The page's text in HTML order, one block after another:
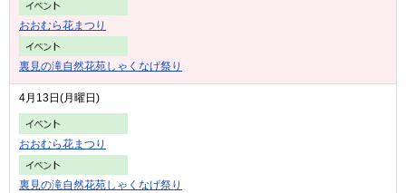
おおむら花まつり
裏見の滝自然花苑しゃくなげ祭り
4月13日(月曜日)
おおむら花まつり
裏見の滝自然花苑しゃくなげ祭り